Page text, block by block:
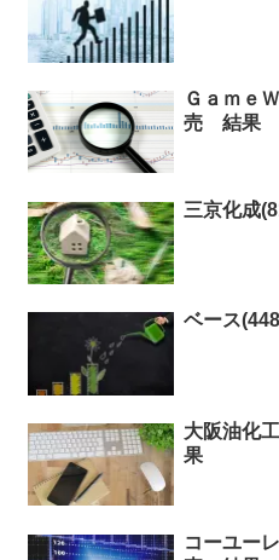
Ｇａｍｅ
売 結果
三京化成
ベース
大阪油化
果
コーユー